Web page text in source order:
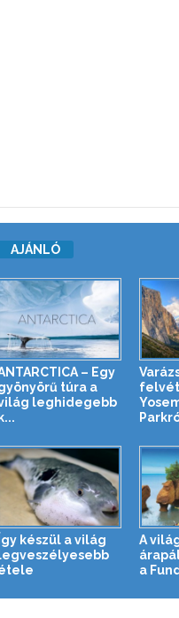
AJÁNLÓ
– Egy
túra a
leghidegebb
k...
Így készül a világ
legveszélyesebb
A
a